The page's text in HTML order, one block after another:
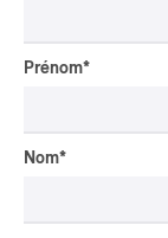
Prénom*
Nom*